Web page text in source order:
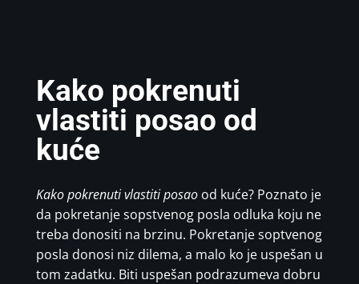
Kako pokrenuti
vlastiti posao od
kuće
Kako pokrenuti vlastiti posaood kuće? Poznato je
da pokretanje sopstvenog posla odluka koju ne
treba donositi na brzinu. Pokretanje soptvenog
posla donosi niz dilema, a malo ko je uspešan u
tom zadatku. Biti uspešan podrazumeva dobru